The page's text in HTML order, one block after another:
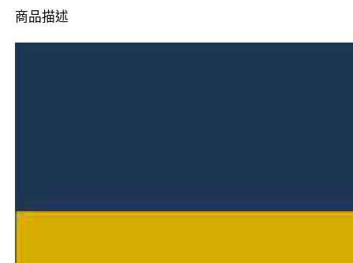
商品描述